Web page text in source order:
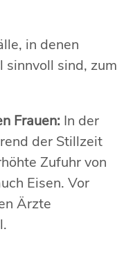
in denen
sind, zum
Frauen: In der
der Stillzeit
Zufuhr von
Eisen. Vor
Ärzte